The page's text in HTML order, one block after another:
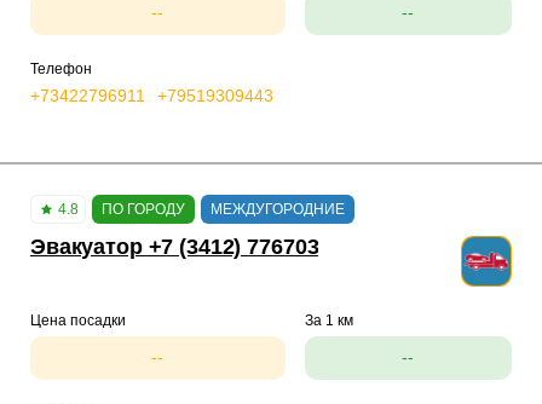
-- --
Телефон
+73422796911 +79519309443
4.8 ПО ГОРОДУ МЕЖДУГОРОДНИЕ
Эвакуатор +7 (3412) 776703
Цена посадки
--
За 1 км
--